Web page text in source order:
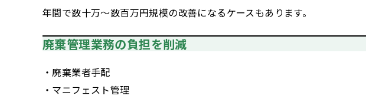
年間で数十万〜数百万円規模の改善になるケースもあります。
廃棄管理業務の負担を削減
・廃棄業者手配
・マニフェスト管理